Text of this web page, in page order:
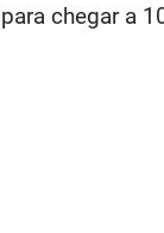
chegar a